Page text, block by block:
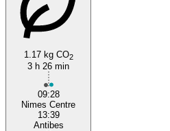
1.17 kg CO2
3 h 26 min
09:28
Nimes Centre
13:39
Antibes